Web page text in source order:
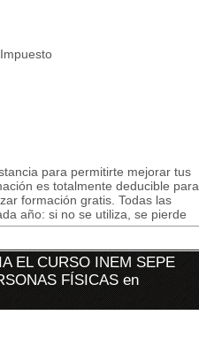
para permitirte mejorar tus
es totalmente deducible para
formación gratis. Todas las
año: si no se utiliza, se pierde
EL CURSO INEM SEPE
FÍSICAS en